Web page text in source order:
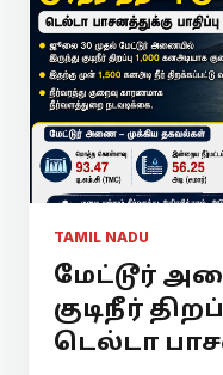
TAMIL NADU
மேட்டூர்
குடிநீர்
டெல்டா